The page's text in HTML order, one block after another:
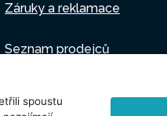
Záruky a reklamace
Seznam prodejců
Napište nám
spoustu